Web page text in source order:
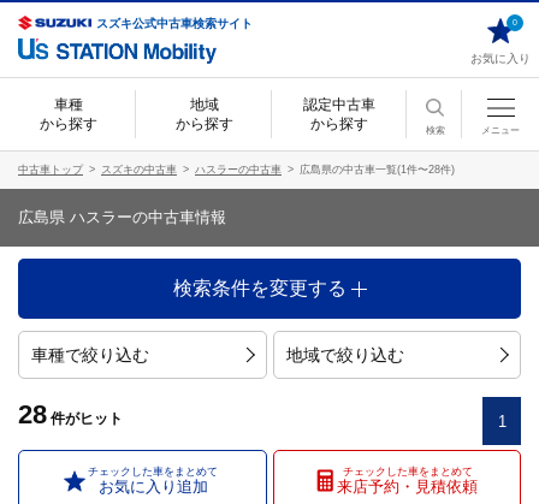
スズキ公式中古車検索サイト
お気に入り
0
車種
から探す
地域
から探す
認定中古車
から探す
検索 メニュー
中古車トップ スズキの中古車 ハスラーの中古車 広島県の中古車一覧(1件〜28件)
広島県 ハスラーの中古車情報
検索条件を変更する
車種で絞り込む 地域で絞り込む
28 件がヒット 1
チェックした車をまとめて
お気に入り追加
チェックした車をまとめて
来店予約・見積依頼